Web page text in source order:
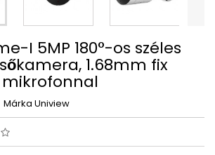
I 5MP 180°-os széles
1.68mm fix
Márka Uniview